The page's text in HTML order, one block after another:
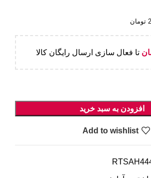
تومان
تا فعال سازی ارسال رایگان کالا
افزودن به سبد خرید
Add to wishlist